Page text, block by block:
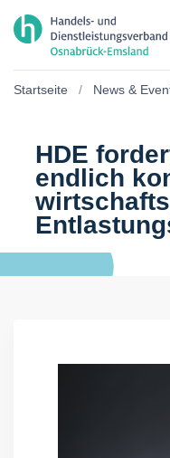
Startseite News &
HDE
endlich